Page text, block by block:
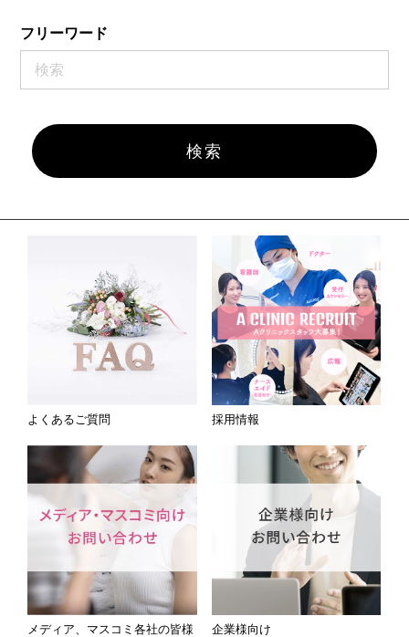
フリーワード
よくあるご質問 採用情報
メディア、マスコミ各社の皆様
企業様向け